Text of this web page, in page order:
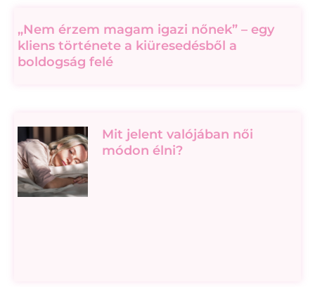
„Nem érzem magam igazi nőnek” – egy
kliens története a kiüresedésből a
boldogság felé
Mit jelent valójában női
módon élni?